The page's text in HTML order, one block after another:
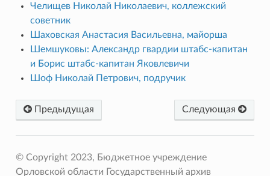
Челищев Николай Николаевич, коллежский
советник
Шаховская Анастасия Васильевна, майорша
Шемшуковы: Александр гвардии штабс-капитан
и Борис штабс-капитан Яковлевичи
Шоф Николай Петрович, подручик
Предыдущая Следующая
© Copyright 2023, Бюджетное учреждение
Орловской области Государственный архив